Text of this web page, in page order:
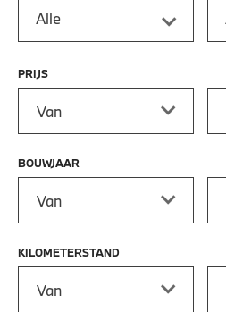
Alle
PRIJS
BOUWJAAR
KILOMETERSTAND